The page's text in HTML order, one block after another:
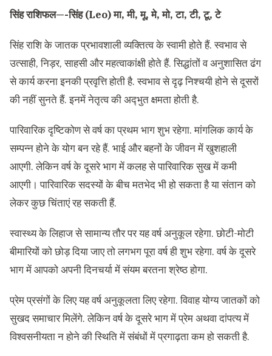
सिंह राशिफल—-सिंह (Leo) मा, मी, मू, मे, मो, टा, टी, टू, टे
सिंह राशि के जातक प्रभावशाली व्यक्तित्व के स्वामी होते हैं. स्वभाव से
उत्साही, निड़र, साहसी और महत्वाकांक्षी होते हैं. सिद्धांतों व अनुशासित ढंग
से कार्य करना इनकी प्रवृत्ति होती है. स्वभाव से दृढ़ निश्चयी होने से दूसरों
की नहीं सुनते हैं. इनमें नेतृत्व की अद्‍भुत क्षमता होती है.
पारिवारिक दृष्टिकोण से वर्ष का प्रथम भाग शुभ रहेगा. मांगलिक कार्य के
सम्पन्न होने के योग बन रहे हैं. भाई और बहनों के जीवन में खुशहाली
आएगी. लेकिन वर्ष के दूसरे भाग में कलह से पारिवारिक सुख में कमी
आएगी। पारिवारिक सदस्यों के बीच मतभेद भी हो सकता है या संतान को
लेकर कुछ चिंताएं रह सकती हैं.
स्वास्थ्य के लिहाज से सामान्य तौर पर यह वर्ष अनुकूल रहेगा. छोटी-मोटी
बीमारियों को छोड़ दिया जाए तो लगभग पूरा वर्ष ही शुभ रहेगा. वर्ष के दूसरे
भाग में आपको अपनी दिनचर्या में संयम बरतना श्रेष्ठ होगा.
प्रेम प्रसंगों के लिए यह वर्ष अनुकूलता लिए रहेगा. विवाह योग्य जातकों को
सुखद समाचार मिलेंगे. लेकिन वर्ष के दूसरे भाग में प्रेम अथवा दांपत्य में
विश्वसनीयता न होने की स्थिति में संबंधों में प्रगाढ़ता कम हो सकती है.